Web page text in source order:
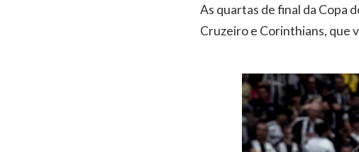
As quartas de final da Copa
Cruzeiro e Corinthians, que